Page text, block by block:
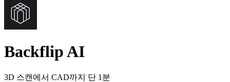
Backflip AI
3D 스캔에서 CAD까지 단 1분